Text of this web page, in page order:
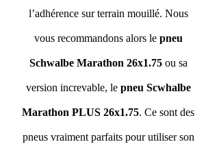
l’adhérence sur terrain mouillé. Nous
vous recommandons alors le pneu
Schwalbe Marathon 26x1.75 ou sa
version increvable, le pneu Scwhalbe
Marathon PLUS 26x1.75. Ce sont des
pneus vraiment parfaits pour utiliser son